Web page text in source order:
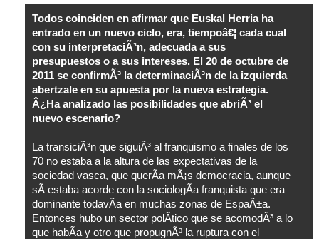
Todos coinciden en afirmar que Euskal Herria ha
entrado en un nuevo ciclo, era, tiempoâ€¦ cada cual
con su interpretaciÃ³n, adecuada a sus
presupuestos o a sus intereses. El 20 de octubre de
2011 se confirmÃ³ la determinaciÃ³n de la izquierda
abertzale en su apuesta por la nueva estrategia.
Â¿Ha analizado las posibilidades que abriÃ³ el
nuevo escenario?
La transiciÃ³n que siguiÃ³ al franquismo a finales de los
70 no estaba a la altura de las expectativas de la
sociedad vasca, que querÃ­a mÃ¡s democracia, aunque
sÃ­ estaba acorde con la sociologÃ­a franquista que era
dominante todavÃ­a en muchas zonas de EspaÃ±a.
Entonces hubo un sector polÃ­tico que se acomodÃ³ a lo
que habÃ­a y otro que propugnÃ³ la ruptura con el